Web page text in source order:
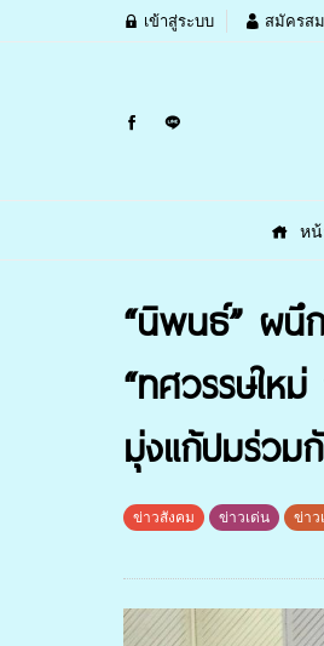
เข้าสู่ระบบ สมัครส
หน้
“นิพนธ์” ผนึ
“ทศวรรษให
มุ่งแก้ปมร่วม
ข่าวสังคม ข่าวเด่น ข่าว